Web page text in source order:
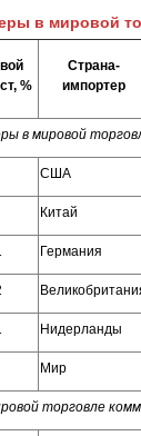
в мировой
%
Страна-
импортер
в мировой
США
Китай
Германия
Нидерланды
Мир
торговле